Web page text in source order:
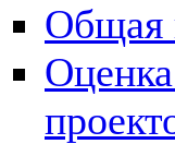
Общая